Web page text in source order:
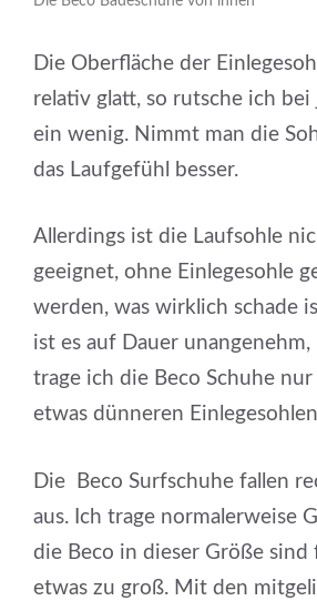
Die Oberfläche der
relativ glatt, so rutsche ich
ein wenig. Nimmt man die
das Laufgefühl besser.
Allerdings ist die Laufsohle
geeignet, ohne Einlegesohle
werden, was wirklich schade
ist es auf Dauer unangenehm,
trage ich die Beco Schuhe
etwas dünneren
Die Beco Surfschuhe fallen
aus. Ich trage normalerweise
die Beco in dieser Größe sind
etwas zu groß. Mit den